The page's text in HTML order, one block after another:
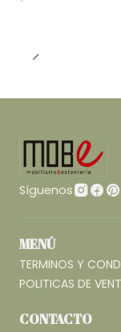
Síguenos
MENÚ
TERMINOS Y
POLITICAS DE
CONTACTO